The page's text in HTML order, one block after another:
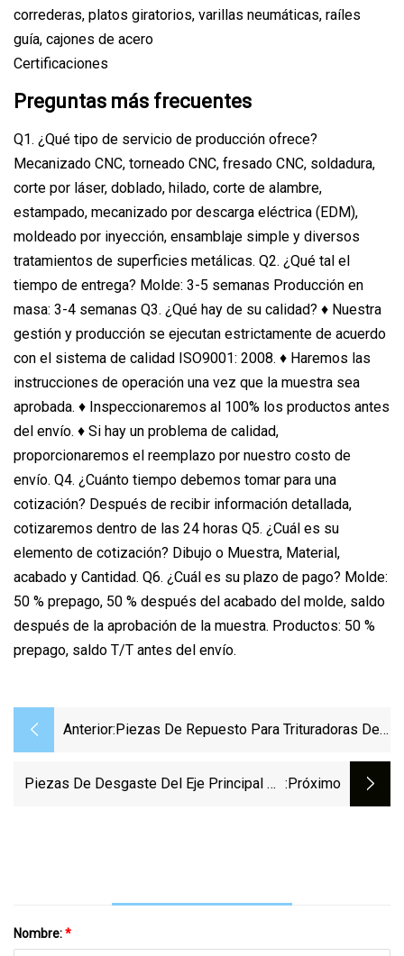
correderas, platos giratorios, varillas neumáticas, raíles
guía, cajones de acero
Certificaciones
Preguntas más frecuentes
Q1. ¿Qué tipo de servicio de producción ofrece?
Mecanizado CNC, torneado CNC, fresado CNC, soldadura,
corte por láser, doblado, hilado, corte de alambre,
estampado, mecanizado por descarga eléctrica (EDM),
moldeado por inyección, ensamblaje simple y diversos
tratamientos de superficies metálicas. Q2. ¿Qué tal el
tiempo de entrega? Molde: 3-5 semanas Producción en
masa: 3-4 semanas Q3. ¿Qué hay de su calidad? ♦ Nuestra
gestión y producción se ejecutan estrictamente de acuerdo
con el sistema de calidad ISO9001: 2008. ♦ Haremos las
instrucciones de operación una vez que la muestra sea
aprobada. ♦ Inspeccionaremos al 100% los productos antes
del envío. ♦ Si hay un problema de calidad,
proporcionaremos el reemplazo por nuestro costo de
envío. Q4. ¿Cuánto tiempo debemos tomar para una
cotización? Después de recibir información detallada,
cotizaremos dentro de las 24 horas Q5. ¿Cuál es su
elemento de cotización? Dibujo o Muestra, Material,
acabado y Cantidad. Q6. ¿Cuál es su plazo de pago? Molde:
50 % prepago, 50 % después del acabado del molde, saldo
después de la aprobación de la muestra. Productos: 50 %
prepago, saldo T/T antes del envío.
Anterior: Piezas De Repuesto Para Trituradoras De
Internas Y Externas
Piezas De Desgaste Del Eje Principal De :próximo
Nombre:*